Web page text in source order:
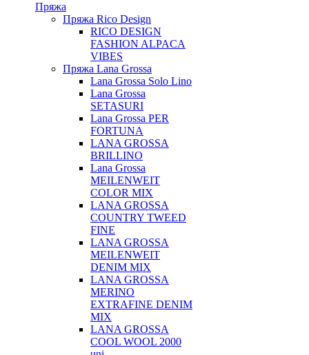
Пряжа
Пряжа Rico Design
RICO DESIGN
FASHION ALPACA
VIBES
Пряжа Lana Grossa
Lana Grossa Solo Lino
Lana Grossa
SETASURI
Lana Grossa PER
FORTUNA
LANA GROSSA
BRILLINO
Lana Grossa
MEILENWEIT
COLOR MIX
LANA GROSSA
COUNTRY TWEED
FINE
LANA GROSSA
MEILENWEIT
DENIM MIX
LANA GROSSA
MERINO
EXTRAFINE DENIM
MIX
LANA GROSSA
COOL WOOL 2000